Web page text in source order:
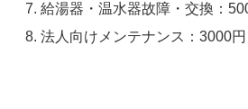
給湯器・温水器故障・交換：
法人向けメンテナンス：3000円